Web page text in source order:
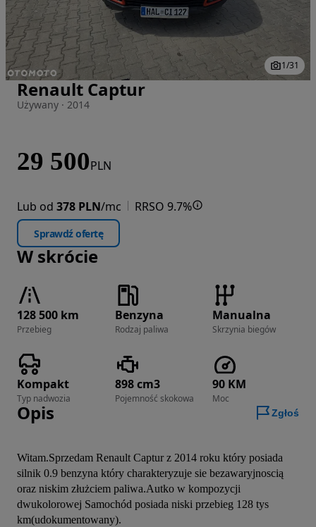
Zdjęcie 1 z 31
1/31
Renault Captur
Używany · 2014
29 500PLN
Lub od 378 PLN/mc RRSO 9.7%
Sprawdź ofertę
W skrócie
128 500 km
Przebieg
Benzyna
Rodzaj paliwa
Manualna
Skrzynia biegów
Kompakt
Typ nadwozia
898 cm3
Pojemność skokowa
90 KM
Moc
Opis Zgłoś
Witam.Sprzedam Renault Captur z 2014 roku który posiada
silnik 0.9 benzyna który charakteryzuje sie bezawaryjnoscią
oraz niskim złużciem paliwa.Autko w kompozycji
dwukolorowej Samochód posiada niski przebieg 128 tys
km(udokumentowany).